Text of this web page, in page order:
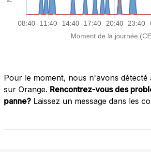
Pour le moment, nous n'avons
sur Orange. Rencontrez-vous des
panne? Laissez un message dans les